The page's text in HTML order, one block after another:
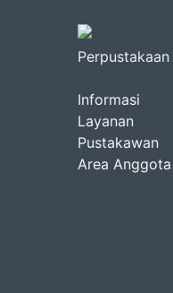
Informasi
Layanan
Pustakawan
Area Anggota